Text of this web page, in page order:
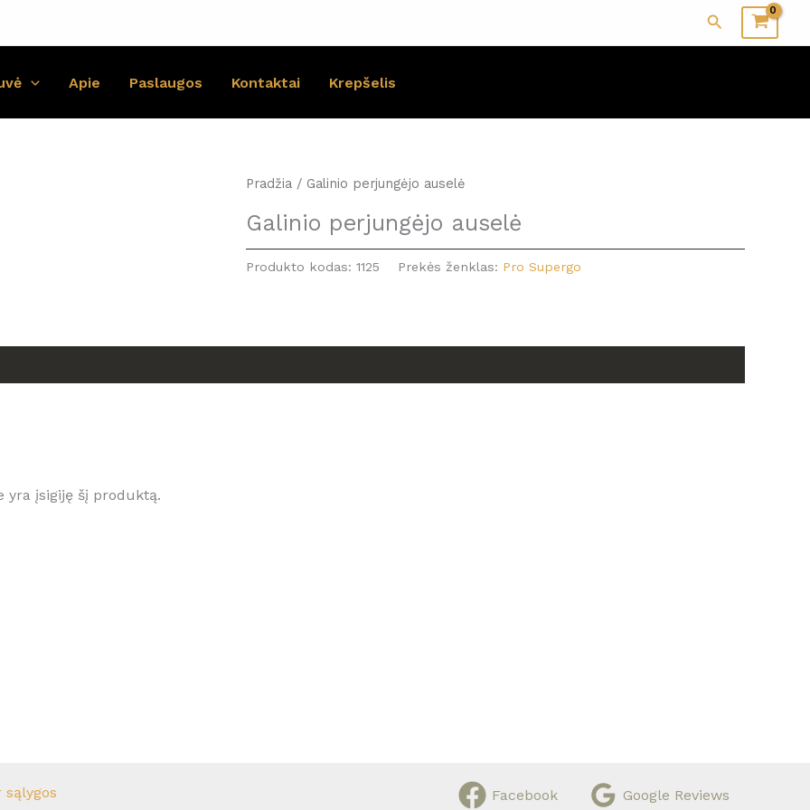
Paieška
Apie Paslaugos Kontaktai Krepšelis
Pradžia / Galinio perjungėjo auselė
Galinio perjungėjo auselė
Produkto kodas: 1125 Prekės ženklas: Pro Supergo
yra įsigiję šį produktą.
sąlygos Facebook Google Reviews